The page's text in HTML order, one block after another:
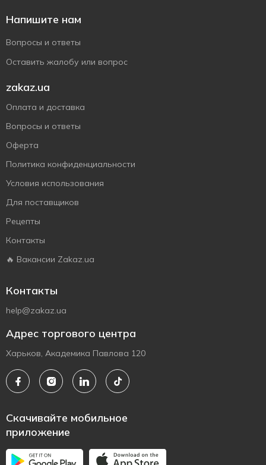
Напишите нам
Вопросы и ответы
Оставить жалобу или вопрос
zakaz.ua
Оплата и доставка
Вопросы и ответы
Оферта
Политика конфиденциальности
Условия использования
Для поставщиков
Рецепты
Контакты
🔥 Вакансии Zakaz.ua
Контакты
help@zakaz.ua
Адрес торгового центра
Харьков, Академика Павлова 120
Скачивайте мобильное
приложение